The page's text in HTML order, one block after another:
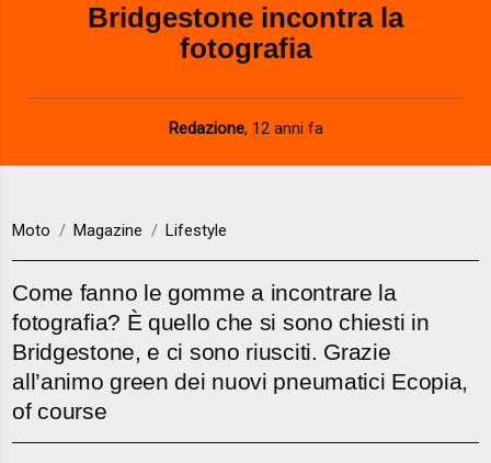
Bridgestone incontra la
fotografia
Redazione, 12 anni fa
Moto Magazine Lifestyle
Come fanno le gomme a incontrare la
fotografia? È quello che si sono chiesti in
Bridgestone, e ci sono riusciti. Grazie
all’animo green dei nuovi pneumatici Ecopia,
of course